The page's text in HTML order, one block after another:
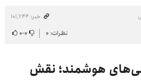
خبر: ۱۰۱٬۷۴۴
نظرات: ۰ ۰-۰
هوشمند؛ نقش